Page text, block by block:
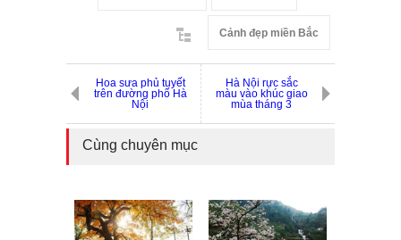
Cảnh đẹp miền Bắc
Hoa sưa phủ tuyết
trên đường phố Hà
Nội
Hà Nội rực sắc
màu vào khúc giao
mùa tháng 3
Cùng chuyên mục